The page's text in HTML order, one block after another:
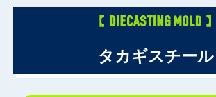
タカギスチール